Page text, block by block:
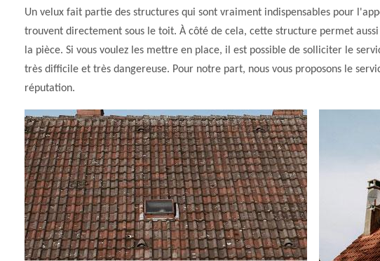
Un velux fait partie des structures qui sont vraiment indispensables pour
trouvent directement sous le toit. À côté de cela, cette structure permet
la pièce. Si vous voulez les mettre en place, il est possible de solliciter le
très difficile et très dangereuse. Pour notre part, nous vous proposons le
réputation.